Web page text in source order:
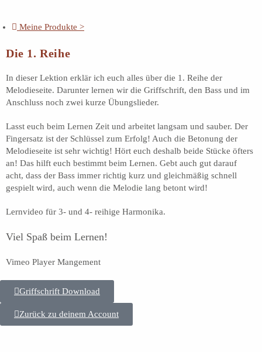
Meine Produkte >
Die 1. Reihe
In dieser Lektion erklär ich euch alles über die 1. Reihe der
Melodieseite. Darunter lernen wir die Griffschrift, den Bass und im
Anschluss noch zwei kurze Übungslieder.
Lasst euch beim Lernen Zeit und arbeitet langsam und sauber. Der
Fingersatz ist der Schlüssel zum Erfolg! Auch die Betonung der
Melodieseite ist sehr wichtig! Hört euch deshalb beide Stücke öfters
an! Das hilft euch bestimmt beim Lernen. Gebt auch gut darauf
acht, dass der Bass immer richtig kurz und gleichmäßig schnell
gespielt wird, auch wenn die Melodie lang betont wird!
Lernvideo für 3- und 4- reihige Harmonika.
Viel Spaß beim Lernen!
Vimeo Player Mangement
Griffschrift Download
Zurück zu deinem Account